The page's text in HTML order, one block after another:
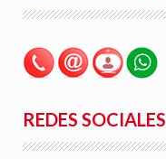
REDES SOCIALES